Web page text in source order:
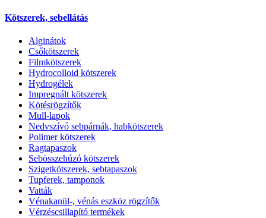
Kötszerek, sebellátás
Alginátok
Csőkötszerek
Filmkötszerek
Hydrocolloid kötszerek
Hydrogélek
Impregnált kötszerek
Kötésrögzítők
Mull-lapok
Nedvszívó sebpárnák, habkötszerek
Polimer kötszerek
Ragtapaszok
Sebösszehúzó kötszerek
Szigetkötszerek, sebtapaszok
Tupferek, tamponok
Vatták
Vénakanül-, vénás eszköz rögzítők
Vérzéscsillapító termékek